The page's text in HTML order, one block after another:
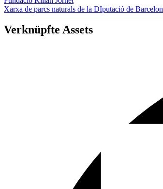
Weiterführende Informationen:
Fundació Kilian Jornet
Xarxa de parcs naturals de la DIputació de Barcelona